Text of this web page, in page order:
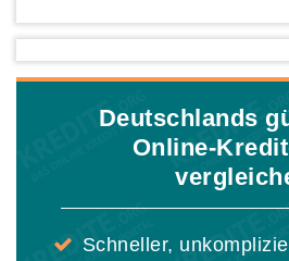
Deutschlands
Online-
Schneller,